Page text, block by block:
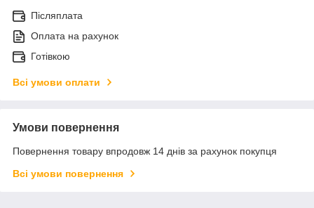
Післяплата
Оплата на рахунок
Готівкою
Всі умови оплати
Умови повернення
Повернення товару впродовж 14 днів за рахунок покупця
Всі умови повернення